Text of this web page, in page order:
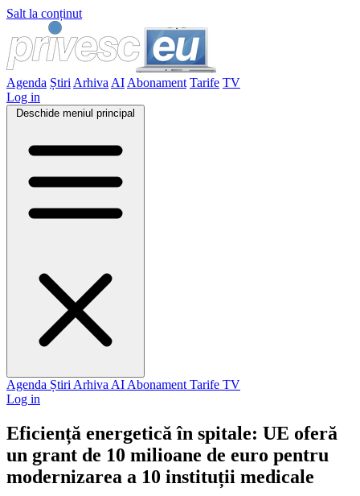
Salt la conținut
Agenda Știri Arhiva AI Abonament Tarife TV
Log in
Deschide meniul principal
Agenda Știri Arhiva AI Abonament Tarife TV
Log in
Eficiență energetică în spitale: UE oferă
un grant de 10 milioane de euro pentru
modernizarea a 10 instituții medicale